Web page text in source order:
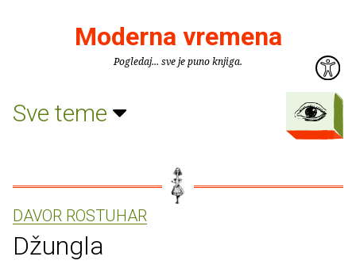
Moderna vremena
Pogledaj... sve je puno knjiga.
Sve teme
DAVOR ROSTUHAR
Džungla